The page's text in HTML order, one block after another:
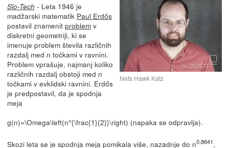
Nets Hawk Katz
Slo-Tech - Leta 1946 je
madžarski matematik Paul Erdős
postavil znamenit problemv
diskretni geometriji, ki se
imenuje problem števila različnih
razdalj med n točkami v ravnini.
Problem vprašuje, najmanj koliko
različnih razdalj obstoji med n
točkami v evklidski ravnini. Erdős
je predpostavil, da je spodnja
meja
g(n)=\Omega\left(n^{\frac{1}{2}}\right) (napaka se odpravlja).
Skozi leta se je spodnja meja pomikala više, nazadnje do n0,8641,